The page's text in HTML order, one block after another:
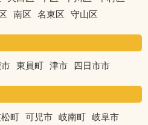
南区 名東区 守山区
東員町 津市 四日市市
町 可児市 岐南町 岐阜市